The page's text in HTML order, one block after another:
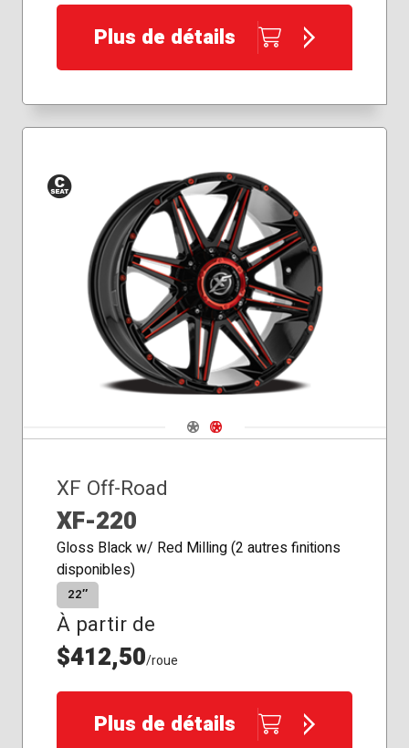
Plus de détails
Siège
conique
Navigate 1
Navigate 2
XF Off-Road
XF-220
Gloss Black w/ Red Milling (2 autres finitions
disponibles)
22″
À partir de
$412,50/roue
Plus de détails